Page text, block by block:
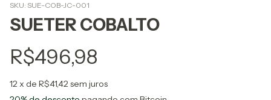
SKU: SUE-COB-JC-001
SUETER COBALTO
R$496,98
12x de R$41,42sem juros